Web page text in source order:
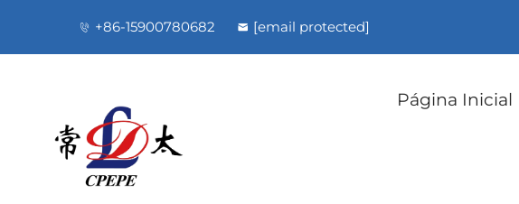
+86-15900780682 [email protected]
Página Inicial